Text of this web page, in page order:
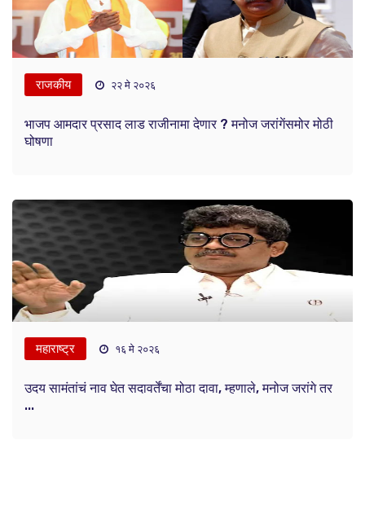
राजकीय २२ मे २०२६
भाजप आमदार प्रसाद लाड राजीनामा देणार ? मनोज जरांगेंसमोर मोठी
घोषणा
महाराष्ट्र १६ मे २०२६
उदय सामंतांचं नाव घेत सदावर्तेंचा मोठा दावा, म्हणाले, मनोज जरांगे तर
...